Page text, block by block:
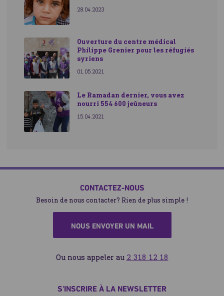
28.04.2023
Ouverture du centre médical
Philippe Grenier pour les réfugiés
syriens
01.05.2021
Le Ramadan dernier, vous avez
nourri 554 600 jeûneurs
15.04.2021
CONTACTEZ-NOUS
Besoin de nous contacter? Rien de plus simple !
NOUS ENVOYER UN MAIL
Ou nous appeler au 2 318 12 18
S'INSCRIRE À LA NEWSLETTER